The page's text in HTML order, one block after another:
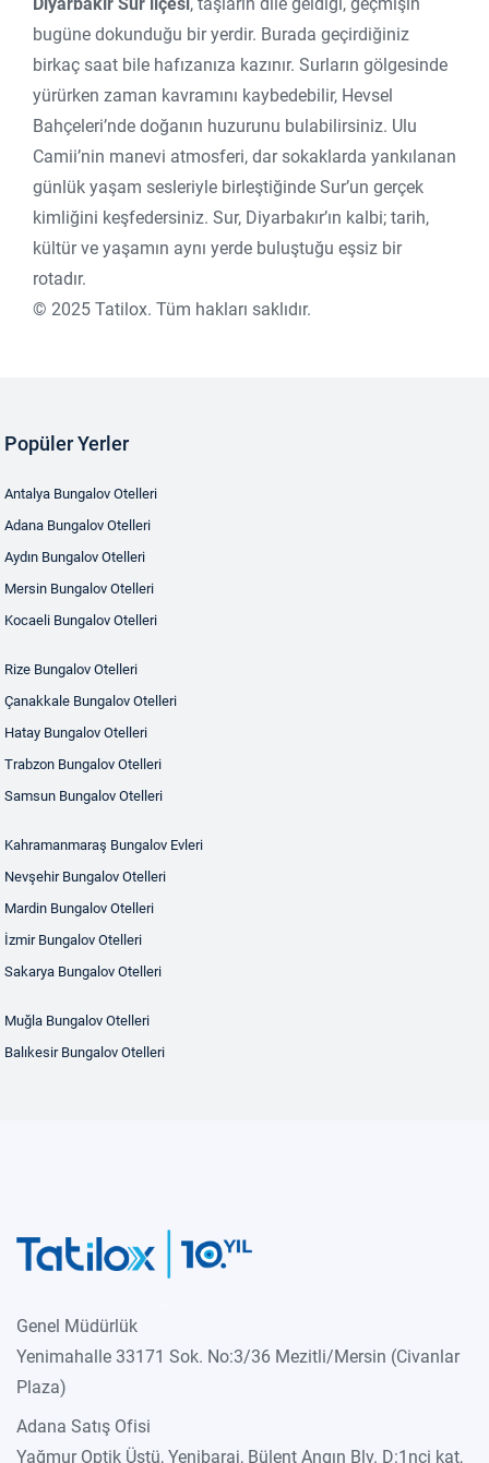
bugüne dokunduğu bir yerdir. Burada geçirdiğiniz
birkaç saat bile hafızanıza kazınır. Surların gölgesinde
yürürken zaman kavramını kaybedebilir, Hevsel
Bahçeleri’nde doğanın huzurunu bulabilirsiniz. Ulu
Camii’nin manevi atmosferi, dar sokaklarda yankılanan
günlük yaşam sesleriyle birleştiğinde Sur’un gerçek
kimliğini keşfedersiniz. Sur, Diyarbakır’ın kalbi; tarih,
kültür ve yaşamın aynı yerde buluştuğu eşsiz bir
rotadır.
© 2025 Tatilox. Tüm hakları saklıdır.
Popüler Yerler
Antalya Bungalov Otelleri
Adana Bungalov Otelleri
Aydın Bungalov Otelleri
Mersin Bungalov Otelleri
Kocaeli Bungalov Otelleri
Rize Bungalov Otelleri
Çanakkale Bungalov Otelleri
Hatay Bungalov Otelleri
Trabzon Bungalov Otelleri
Samsun Bungalov Otelleri
Kahramanmaraş Bungalov Evleri
Nevşehir Bungalov Otelleri
Mardin Bungalov Otelleri
İzmir Bungalov Otelleri
Sakarya Bungalov Otelleri
Muğla Bungalov Otelleri
Balıkesir Bungalov Otelleri
Genel Müdürlük
Yenimahalle 33171 Sok. No:3/36 Mezitli/Mersin (Civanlar
Plaza)
Adana Satış Ofisi
Yağmur Optik Üstü, Yenibaraj, Bülent Angın Blv. D:1nci kat,